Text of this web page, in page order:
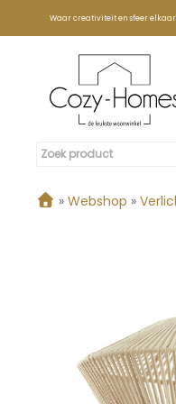
Waar creativiteit en sfeer elkaar
» Webshop »